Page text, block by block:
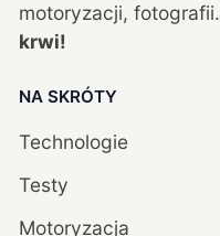
motoryzacji, fotografii.
krwi!
NA SKRÓTY
Technologie
Testy
Motoryzacja